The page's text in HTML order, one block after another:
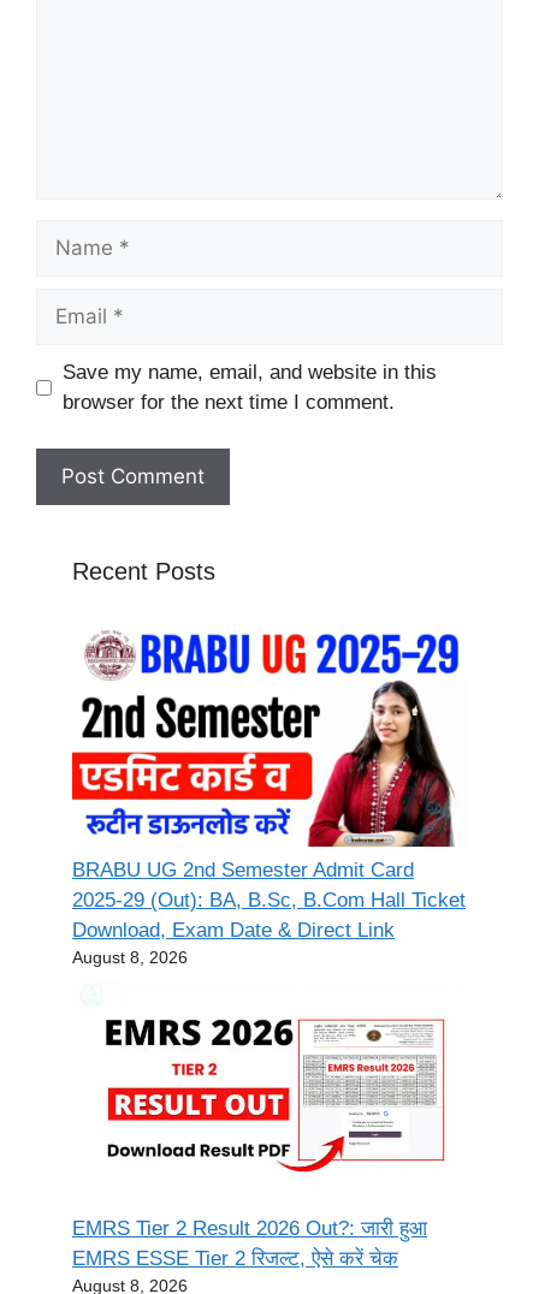
Name
Email
Website
Save my name, email, and website in this
browser for the next time I comment.
Recent Posts
BRABU UG 2nd Semester Admit Card
2025-29 (Out): BA, B.Sc, B.Com Hall Ticket
Download, Exam Date & Direct Link
August 8, 2026
EMRS Tier 2 Result 2026 Out?: जारी हुआ
EMRS ESSE Tier 2 रिजल्ट, ऐसे करें चेक
August 8, 2026